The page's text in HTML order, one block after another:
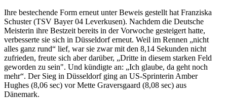
Ihre bestechende Form erneut unter Beweis gestellt hat Franziska
Schuster (TSV Bayer 04 Leverkusen). Nachdem die Deutsche
Meisterin ihre Bestzeit bereits in der Vorwoche gesteigert hatte,
verbesserte sie sich in Düsseldorf erneut. Weil im Rennen „nicht
alles ganz rund“ lief, war sie zwar mit den 8,14 Sekunden nicht
zufrieden, freute sich aber darüber, „Dritte in diesem starken Feld
geworden zu sein". Und kündigte an: „Ich glaube, da geht noch
mehr“. Der Sieg in Düsseldorf ging an US-Sprinterin Amber
Hughes (8,06 sec) vor Mette Graversgaard (8,08 sec) aus
Dänemark.